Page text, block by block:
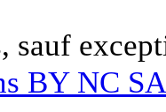
sauf
BY NC SA